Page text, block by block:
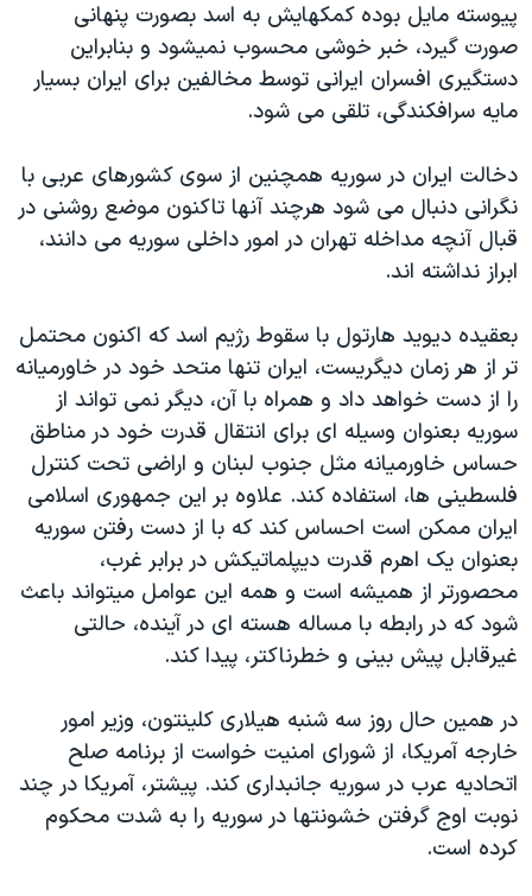
پيوسته مايل بوده کمکهايش به اسد بصورت پنهانی
صورت گيرد، خبر خوشی محسوب نميشود و بنابراين
دستگيری افسران ايرانی توسط مخالفين برای ايران بسيار
مايه سرافکندگی، تلقی می شود.
دخالت ايران در سوريه همچنين از سوی کشورهای عربی با
نگرانی دنبال می شود هرچند آنها تاکنون موضع روشنی در
قبال آنچه مداخله تهران در امور داخلی سوريه می دانند،
ابراز نداشته اند.
بعقيده ديويد هارتول با سقوط رژيم اسد که اکنون محتمل
تر از هر زمان ديگريست، ايران تنها متحد خود در خاورميانه
را از دست خواهد داد و همراه با آن، ديگر نمی تواند از
سوريه بعنوان وسيله ای برای انتقال قدرت خود در مناطق
حساس خاورميانه مثل جنوب لبنان و اراضی تحت کنترل
فلسطينی ها، استفاده کند. علاوه بر اين جمهوری اسلامی
ايران ممکن است احساس کند که با از دست رفتن سوريه
بعنوان يک اهرم قدرت ديپلماتيکش در برابر غرب،
محصورتر از هميشه است و همه اين عوامل ميتواند باعث
شود که در رابطه با مساله هسته ای در آينده، حالتی
غيرقابل پيش بينی و خطرناکتر، پيدا کند.
در همين حال روز سه شنبه هيلاری کلينتون، وزير امور
خارجه آمريکا، از شورای امنيت خواست از برنامه صلح
اتحاديه عرب در سوريه جانبداری کند. پيشتر، آمريکا در چند
نوبت اوج گرفتن خشونتها در سوريه را به شدت محکوم
کرده است.